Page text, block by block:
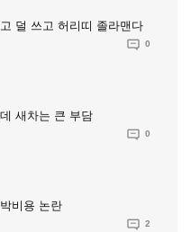
덜 쓰고 허리띠 졸라맨다
0
새차는 큰 부담
0
비용 논란
2